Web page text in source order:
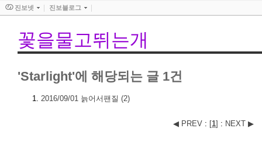
꽃을물고뛰는개
'Starlight'에 해당되는 글 1건
2016/09/01 늙어서팬질 (2)
◀ PREV : [1] : NEXT ▶
진보넷 진보블로그